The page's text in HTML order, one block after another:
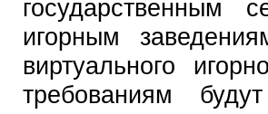
государственным
игорным
виртуального
требованиям